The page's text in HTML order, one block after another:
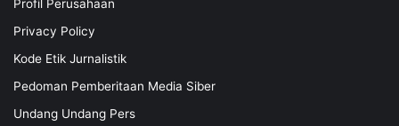
Profil Perusahaan
Privacy Policy
Kode Etik Jurnalistik
Pedoman Pemberitaan Media Siber
Undang Undang Pers